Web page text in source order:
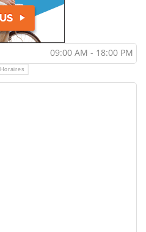
09:00 AM - 18:00 PM
Horaires